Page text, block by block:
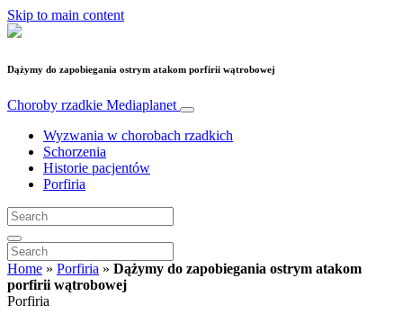
Skip to main content
Dążymy do zapobiegania ostrym atakom porfirii wątrobowej
Choroby rzadkie Mediaplanet
Wyzwania w chorobach rzadkich
Schorzenia
Historie pacjentów
Porfiria
Home » Porfiria » Dążymy do zapobiegania ostrym atakom
porfirii wątrobowej
Porfiria